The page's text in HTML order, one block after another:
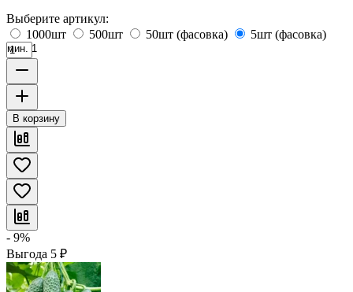
Выберите артикул:
1000шт
500шт 50шт (фасовка) 5шт (фасовка)
мин. 1
В корзину
- 9%
Выгода 5 ₽